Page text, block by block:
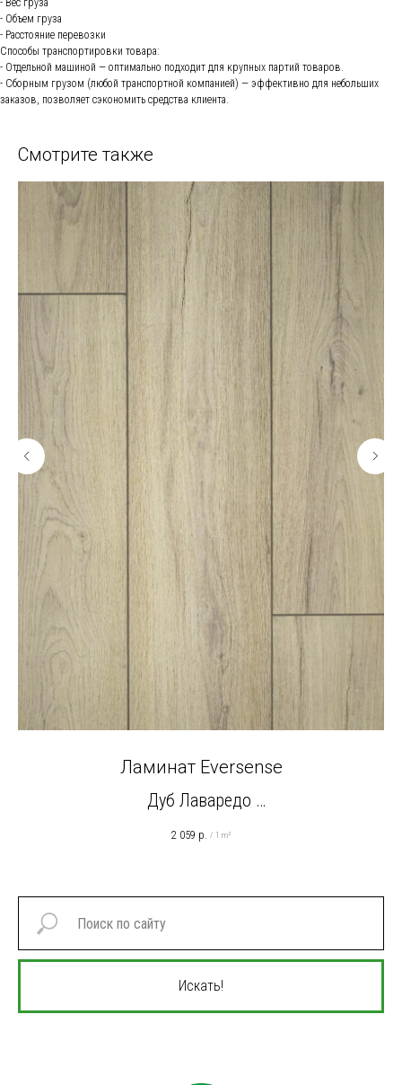
- Объем груза
- Расстояние перевозки
Способы транспортировки товара:
- Отдельной машиной — оптимально подходит для крупных партий товаров.
- Сборным грузом (любой транспортной компанией) — эффективно для небольших
заказов, позволяет сэкономить средства клиента.
Смотрите также
Ламинат Eversense
Дуб Лаваредо
EL1046 Натуральный светлый
2 059 р. / 1 m²
Искать!